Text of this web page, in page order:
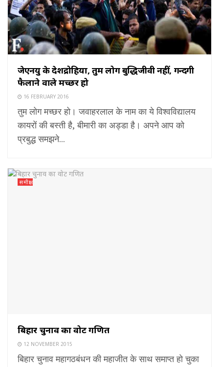
जेएनयु के देशद्रोहियों, तुम लोग बुद्धिजीवी नहीं, गन्दगी
फैलाने वाले मच्छर हो
16 FEBRUARY 2016
तुम लोग मच्छर हो। जवाहरलाल के नाम का ये विश्वविद्यालय
कायरों की बस्ती है, बीमारी का अड्डा है। अपने आप को
प्रबुद्ध समझने...
समीक्षा
बिहार चुनाव का वोट गणित
12 NOVEMBER 2015
बिहार चुनाव महागठबंधन की महाजीत के साथ समाप्त हो चुका